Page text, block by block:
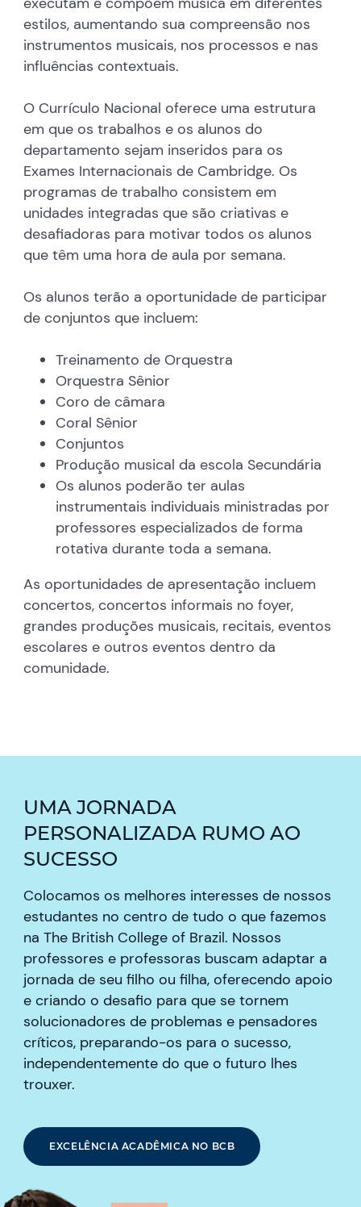
estilos, aumentando sua compreensão nos
instrumentos musicais, nos processos e nas
influências contextuais.
O Currículo Nacional oferece uma estrutura
em que os trabalhos e os alunos do
departamento sejam inseridos para os
Exames Internacionais de Cambridge. Os
programas de trabalho consistem em
unidades integradas que são criativas e
desafiadoras para motivar todos os alunos
que têm uma hora de aula por semana.
Os alunos terão a oportunidade de participar
de conjuntos que incluem:
Treinamento de Orquestra
Orquestra Sênior
Coro de câmara
Coral Sênior
Conjuntos
Produção musical da escola Secundária
Os alunos poderão ter aulas
instrumentais individuais ministradas por
professores especializados de forma
rotativa durante toda a semana.
As oportunidades de apresentação incluem
concertos, concertos informais no foyer,
grandes produções musicais, recitais, eventos
escolares e outros eventos dentro da
comunidade.
UMA JORNADA
PERSONALIZADA RUMO AO
SUCESSO
Colocamos os melhores interesses de nossos
estudantes no centro de tudo o que fazemos
na The British College of Brazil. Nossos
professores e professoras buscam adaptar a
jornada de seu filho ou filha, oferecendo apoio
e criando o desafio para que se tornem
solucionadores de problemas e pensadores
críticos, preparando-os para o sucesso,
independentemente do que o futuro lhes
trouxer.
EXCELÊNCIA ACADÊMICA NO BCB